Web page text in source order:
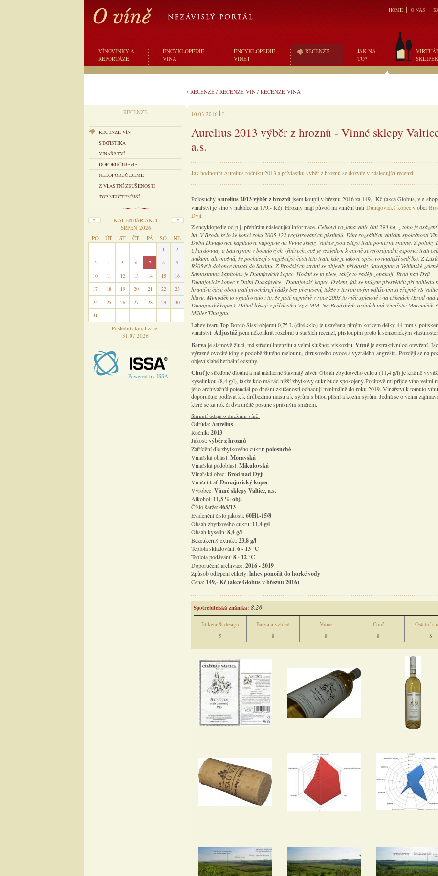
HOME O NÁS
VÍNOVINKY A
REPORTÁŽE
ENCYKLOPEDIE
VÍNA
ENCYKLOPEDIE
VINĚT
RECENZE
JAK NA
TO?
SKLÍPEK
/ RECENZE / RECENZE VÍN / RECENZE VÍNA
RECENZE
RECENZE VÍN
STATISTIKA
VINAŘSTVÍ
DOPORUČUJEME
NEDOPORUČUJEME
Z VLASTNÍ ZKUŠENOSTI
TOP NEJČTENĚJŠÍ
KALENDÁŘ AKCÍ
SRPEN 2026
PO
ÚT ST ČT PÁ SO NE
1
2
3
4 5 6 7 8
9
10
11 12 13 14 15
16
17
18 19 20 21 22
23
24
25 26 27 28 29
30
31
Poslední aktualizace:
31.07.2026
Powered by ISSA
10.03.2016 J.
Aurelius 2013 výběr z hroznů - Vinné sklepy
a.s.
Jak hodnotím Aurelius ročníku 2013 a přívlastku výběr z hroznů se dozvíte v následující recenzi.
PolosuchýAurelius 2013 výběr z hroznůjsem koupil v březnu 2016 za 149,- Kč (akce Globus, v e-
vinařství je víno v nabídce za 179,- Kč). Hrozny mají původ na viniční trati Dunajovický kopecv obci
Dyjí.
Z encyklopedie od p.j. přebírám následující informace. Celková rozloha vinic činí 293 ha, z toho je
ha. V Brodu bylo ke konci roku 2005 122 registrovaných pěstitelů. Díky rozsáhlým vinicím společnosti
Dolní Dunajovice kapitálově napojené na Vinné sklepy Valtice jsou zdejší tratě poměrně známé. Z polohy
Chardonnay a Sauvignon v bobulových výběrech, což je vzhledem k mírně severozápadní expozici trati
unikum. ale možná, že pocházejí s nejjižnější části této trati, kde je takové spíše rovinatější sedýlko. Z
RŠ05výb dokonce dostal do Salónu. Z Brodských strání se objevily přívlastky Sauvignon a Veltlínské
Samostanou kapitolou je Dunajovický kopec. Hodně se to plete, takže to raději zopakuji: Brod nad Dyjí -
Dunajovický kopec x Dolní Dunajovice - Dunajovský kopec. Ovšem, jak se můžete přesvědčit při pohledu
hraniční částí obou tratí procházejí řádky bez přerušení, takže z terroirovým odlišením si zřejmě VS
hlavu. Mimoděk to vyjadřovalo i to, že ještě nejméně v roce 2003 to měli spletené i na etiketách (Brod nad
Dunajovský kopec). Odtud bývají v přívlastku Vz a MM. Na Brodských stráních má Vinařství Marcinčák
Müller-Thurgau.
Lahev tvaru Top Bordo Sissi objemu 0,75 L (čiré sklo) je uzavřena plným korkem délky 44 mm s
vinařství. Adjustážjsem několikrát rozebral u starších recenzí, přistoupím proto k senzorickým
Barvaje slámově žlutá, má střední intenzitu a velmi slušnou viskozitu. Vůněje extraktivní od otevření.
výrazné ovocité tóny v podobě žlutého melounu, citrusového ovoce a vyzrálého angreštu. Později se na
objeví slabé herbální odstíny.
Chuťje středbně dlouhá a má nádherně šťavnatý závěr. Obsah zbytkového cukru (11,4 g/l) je krásně
kyselinkou (8,4 g/l), takže kdo má rád nižší zbytkový cukr bude spokojený.Pocitově mi přijde víno velmi
jeho archivačníá potenciál po dnešní zkušenosti odhaduji minimálně do roku 2019. Vinařství k tomuto vínu
doporučuje podávat k k drůbežímu masu a k sýrům s bílou plísní a kozím sýrům. Jedná se o velmi
které se za rok či dva určitě posune správným směrem.
Shrnutí údajů o dnešním víně:
Odrůda:Aurelius
Ročník:2013
Jakost:výběr z hroznů
Zatřídění dle zbytkového cukru:polosuché
Vinařská oblast:Moravská
Vinařská podoblast:Mikulovská
Vinařská obec:Brod nad Dyjí
Viniční trať:Dunajovický kopec
Výrobce:Vinné sklepy Valtice, a.s.
Alkohol: 11,5 % obj.
Číslo šarže:465/13
Evidenční číslo jakosti:60H1-15/8
Obsah zbytkového cukru: 11,4 g/l
Obsah kyselin:8,4 g/l
Bezcukerný extrakt:23,8 g/l
Teplota skladování:6 - 13 °C
Teplota podávání:8 - 12 °C
Doporučená archivace:2016 - 2019
Způsob odlepení etikety:lahev ponořit do horké vody
Cena: 149,- Kč (akce Globus v březnu 2016)
Spotřebitelská známka: 8.20
Etiketa & design Barva a vzhled Vůně Chuť
Ostatní
9
8 8 8 8